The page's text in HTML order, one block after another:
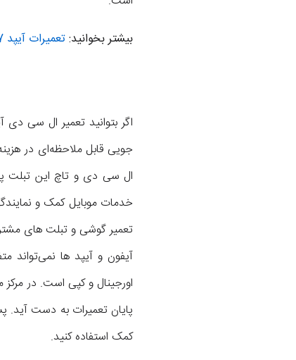
بیشتر بخوانید:تعمیرات آیپد Pro 12.9 2017 اپل در موبایل کمک
اگر بتوانید تعمیر ال سی
ال سی دی و تاچ این تبلت
خدمات موبایل کمک و
کمک استفاده کنید.